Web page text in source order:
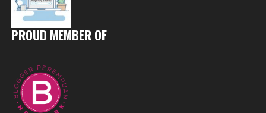
PROUD MEMBER OF